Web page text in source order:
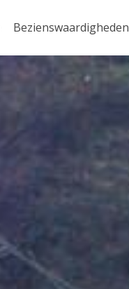
Bezienswaardigheden